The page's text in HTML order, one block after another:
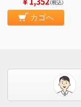
（税込）
カゴへ